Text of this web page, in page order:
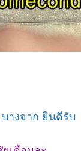
างจาก ยินดีรับ